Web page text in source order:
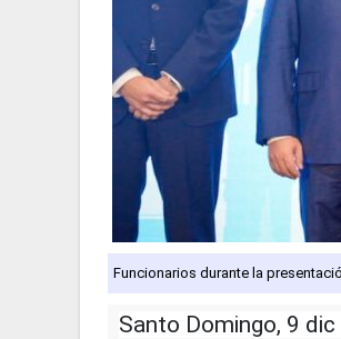
Funcionarios durante la
Santo Domingo, 9